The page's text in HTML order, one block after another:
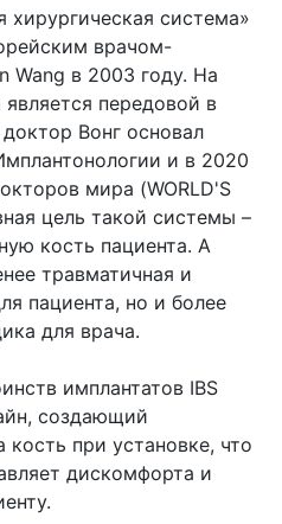
хирургическая система»
врачом-
Wang в 2003 году. На
передовой в
Вонг основал
и в 2020
мира (WORLD'S
цель такой системы –
кость пациента. А
травматичная и
пациента, но и более
для врача.
имплантатов IBS
создающий
при установке, что
дискомфорта и